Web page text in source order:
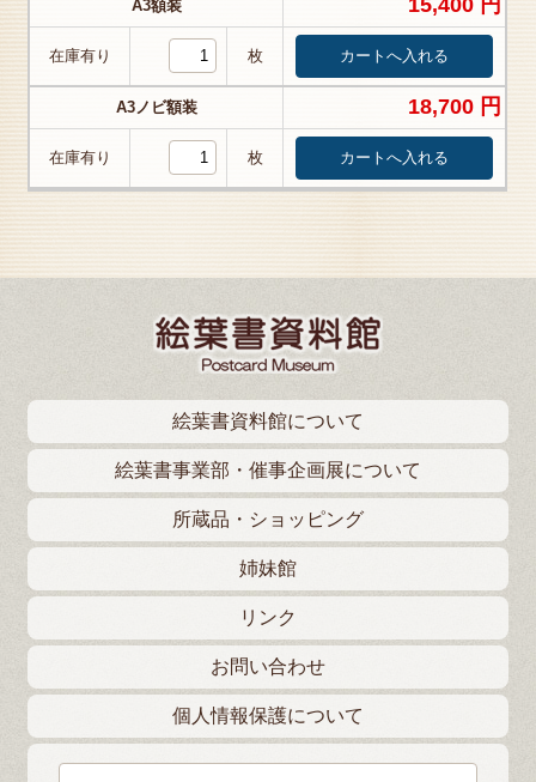
A3額装
在庫有り 枚
A3ノビ額装 18,700 円
在庫有り 枚
絵葉書資料館について
絵葉書事業部・催事企画展について
所蔵品・ショッピング
姉妹館
リンク
お問い合わせ
個人情報保護について